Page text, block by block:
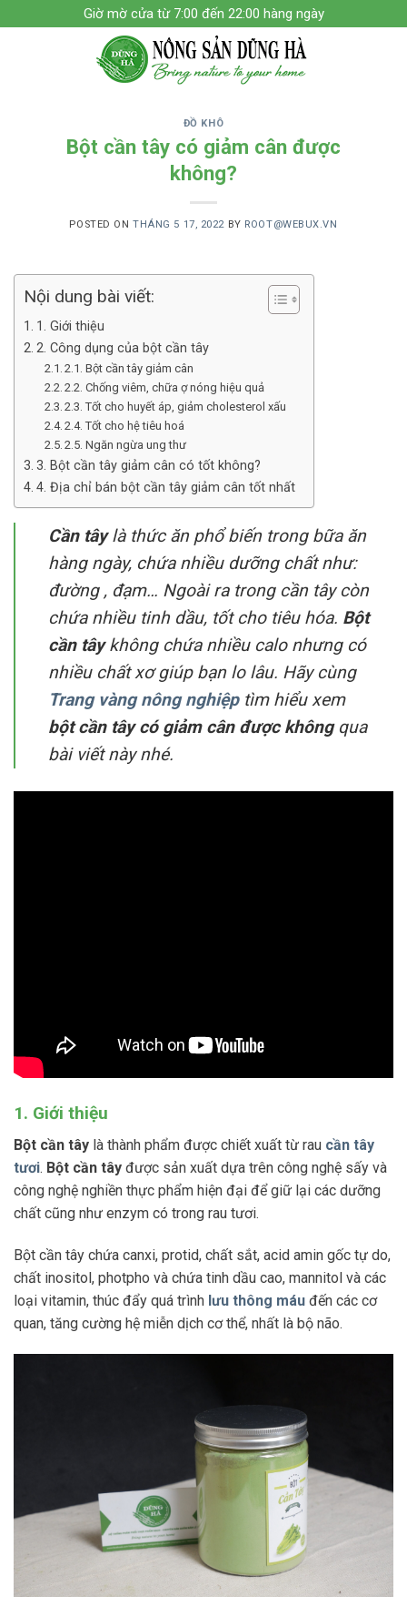
to
Giờ mờ cửa từ 7:00 đến 22:00 hàng ngày
ĐỒ KHÔ
Bột cần tây có giảm cân được
không?
POSTED ONTHÁNG 5 17, 2022 BY ROOT@WEBUX.VN
Nội dung bài viết:
1. Giới thiệu
2. Công dụng của bột cần tây
2.1. Bột cần tây giảm cân
2.2. Chống viêm, chữa ợ nóng hiệu quả
2.3. Tốt cho huyết áp, giảm cholesterol xấu
2.4. Tốt cho hệ tiêu hoá
2.5. Ngăn ngừa ung thư
3. Bột cần tây giảm cân có tốt không?
4. Địa chỉ bán bột cần tây giảm cân tốt nhất
Cần tâylà thức ăn phổ biến trong bữa ăn
hàng ngày, chứa nhiều dưỡng chất như:
đường , đạm… Ngoài ra trong cần tây còn
chứa nhiều tinh dầu, tốt cho tiêu hóa. Bột
cần tâykhông chứa nhiều calo nhưng có
nhiều chất xơ giúp bạn lo lâu. Hãy cùng
Trang vàng nông nghiệptìm hiểu xem
bột cần tây có giảm cân được khôngqua
bài viết này nhé.
1. Giới thiệu
Bột cần tây là thành phẩm được chiết xuất từ rau cần tây
tươi. Bột cần tây được sản xuất dựa trên công nghệ sấy và
công nghệ nghiền thực phẩm hiện đại để giữ lại các dưỡng
chất cũng như enzym có trong rau tươi.
Bột cần tây chứa canxi, protid, chất sắt, acid amin gốc tự do,
chất inositol, photpho và chứa tinh dầu cao, mannitol và các
loại vitamin, thúc đẩy quá trình lưu thông máu đến các cơ
quan, tăng cường hệ miễn dịch cơ thể, nhất là bộ não.